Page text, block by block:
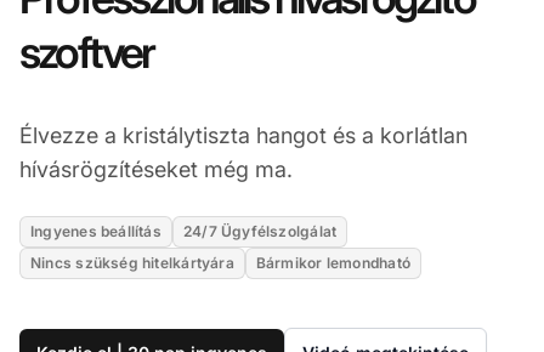
szoftver
Élvezze a kristálytiszta hangot és a korlátlan
hívásrögzítéseket még ma.
Ingyenes beállítás
24/7 Ügyfélszolgálat
Nincs szükség hitelkártyára
Bármikor lemondható